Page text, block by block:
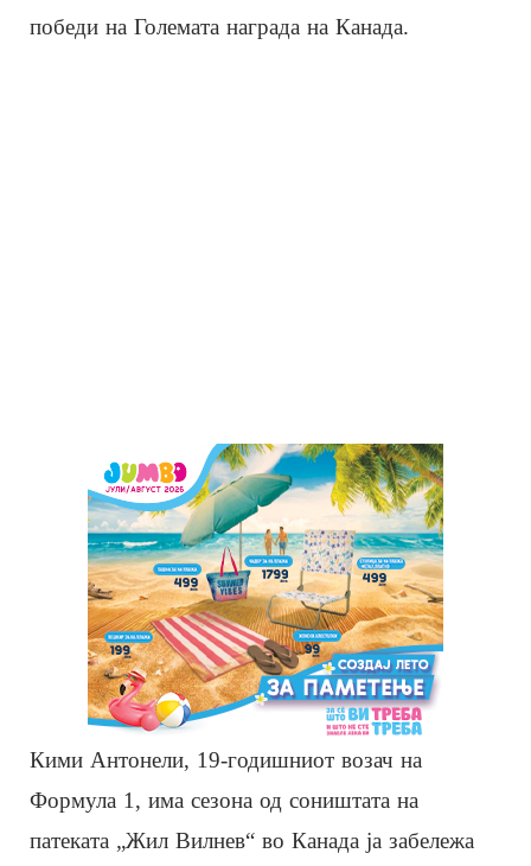
победи на Големата награда на Канада.
Кими Антонели, 19-годишниот возач на
Формула 1, има сезона од соништата на
патеката „Жил Вилнев“ во Канада ја забележа